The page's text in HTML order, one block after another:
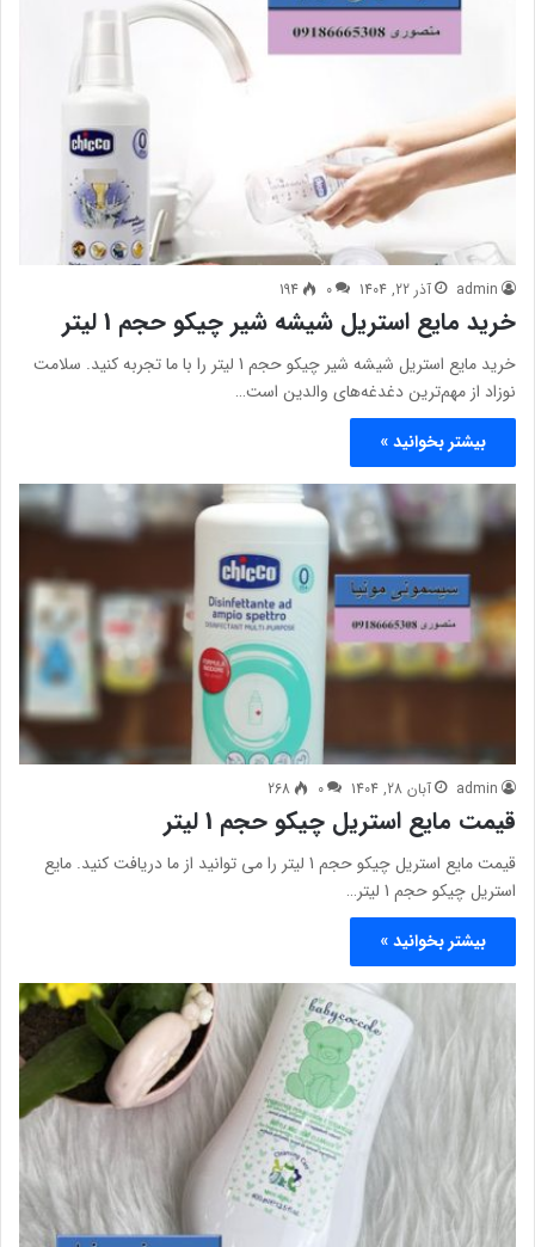
admin آذر 22, 1404 0
194
خرید مایع استریل شیشه شیر چیکو حجم 1 لیتر
خرید مایع استریل شیشه شیر چیکو حجم 1 لیتر را با ما تجربه کنید. سلامت
نوزاد از مهم‌ترین دغدغه‌های والدین است…
بیشتر بخوانید »
admin آبان 28, 1404 0
268
قیمت مایع استریل چیکو حجم 1 لیتر
قیمت مایع استریل چیکو حجم 1 لیتر را می توانید از ما دریافت کنید. مایع
استریل چیکو حجم 1 لیتر…
بیشتر بخوانید »